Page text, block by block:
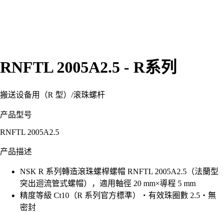
RNFTL 2005A2.5 - R系列
搬送设备用（R 型） /滚珠螺杆
产品型号
RNFTL 2005A2.5
产品描述
NSK R 系列轉造滾珠螺桿螺帽 RNFTL 2005A2.5（法蘭型
突出迴流管式螺帽），適用軸徑 20 mm×導程 5 mm
精度等級 Ct10（R 系列官方標準）・有效珠圈數 2.5・無
密封